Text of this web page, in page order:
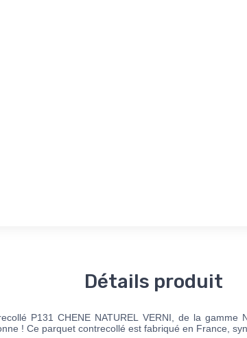
Détails produit
P131 CHENE NATUREL VERNI, de la
! Ce parquet contrecollé est fabriqué en France,